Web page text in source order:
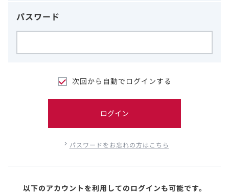
パスワード
次回から自動でログインする
ログイン
パスワードをお忘れの方はこちら
以下のアカウントを利用してのログインも可能です。